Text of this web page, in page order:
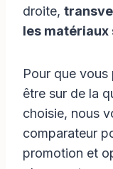
droite,
les matériaux
Pour que
être sur de la
choisie, nous
comparateur
promotion et